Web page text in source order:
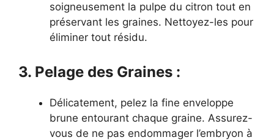
soigneusement la pulpe du citron tout en
préservant les graines. Nettoyez-les pour
éliminer tout résidu.
3. Pelage des Graines :
Délicatement, pelez la fine enveloppe
brune entourant chaque graine. Assurez-
vous de ne pas endommager l’embryon à